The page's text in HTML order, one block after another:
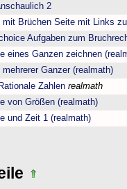
2
mit Brüchen Seite mit Links
Aufgaben zum
eines Ganzen zeichnen
mehrerer Ganzer (realmath)
Zahlen realmath
von Größen (realmath)
und Zeit 1 (realmath)